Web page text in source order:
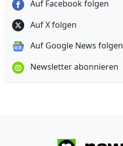
Auf Facebook folgen
Auf X folgen
Auf Google News folgen
Newsletter abonnieren